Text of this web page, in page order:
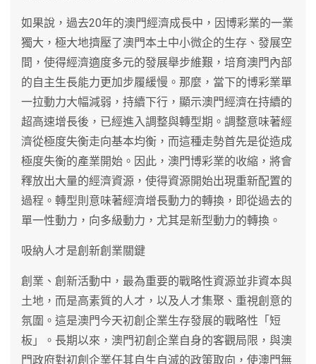
如果說，過去20年的澳門經濟成長中，因博彩業的一業
獨大，極大地擠壓了澳門本土中小微企的生存、發展空
間，使得經濟適度多元的發展舉步維艱，培育澳門內部
的自主生長能力更加步履緩慢。那麼，當下的博彩業單
一拉動力大幅減弱，持續下行，顯示澳門經濟在持續的
超高速增長後，已經進入調整與轉型期。調整意味著經
濟從極度失衡走向基本均衡，而這種走勢首先是從造成
極度失衡的產業開始。因此，澳門博彩業的收縮，將會
釋放出大量的經濟資源，使得資源開始出現重新配置的
過程。轉型則意味著經濟增長動力的轉換，即從過去的
單一性動力，向多級動力，尤其是新型動力的轉換。
吸納人才是創新創業關鍵
創業、創新活動中，最為重要的戰略性資源並非資本與
土地，而是高素質的人才，以及人才集聚、重視創意的
氛圍。這是澳門今天初創企業生存發展的戰略性「短
板」。長期以來，澳門初創企業自身的客觀局限，與澳
門政府對初創企業任其自生自滅的政策取向，使澳門無